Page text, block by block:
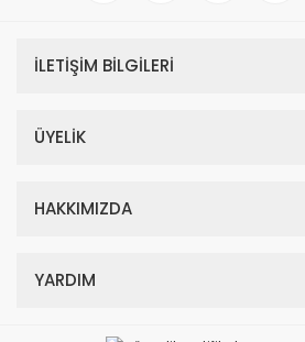
İLETİŞİM BİLGİLERİ
ÜYELİK
HAKKIMIZDA
YARDIM